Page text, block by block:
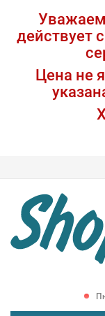
действует
Цена не